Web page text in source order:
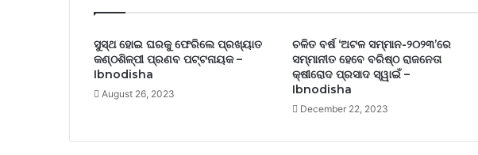
ସୁସ୍ଥ ହୋଇ ଘରକୁ ଫେରିଲେ ପ୍ରଖ୍ୟାତ
କଣ୍ଠଶିଳ୍ପୀ ପ୍ରଣବ ପଟ୍ଟନାୟକ –
Ibnodisha
August 26, 2023
ଚଳିତ ବର୍ଷ ‘ଅଟଳ ସମ୍ମାନ-୨୦୨୩’ରେ
ସମ୍ମାନୀତ ହେବେ ବରିଷ୍ଠ ରାଜନେତା
କ୍ଷୀରୋଦ ପ୍ରସାଦ ସ୍ୱାଇଁ –
Ibnodisha
December 22, 2023